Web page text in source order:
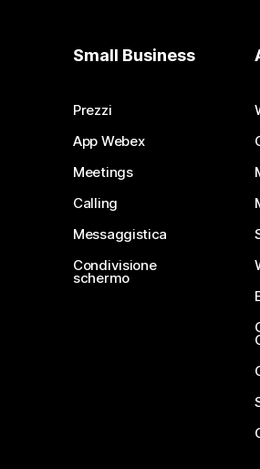
Small Business
Prezzi
App Webex
Meetings
Calling
Messaggistica
Condivisione
schermo